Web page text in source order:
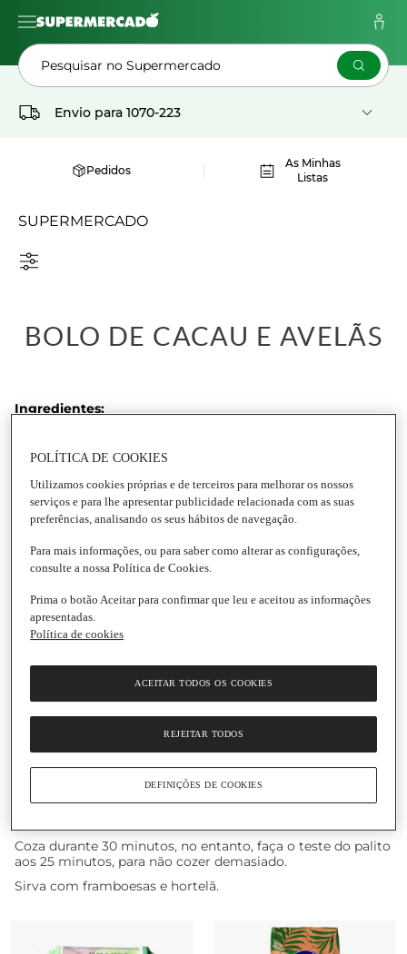
Pesquisar no Supermercado
Envio para 1070-223
Pedidos
As Minhas
Listas
SUPERMERCADO
BOLO DE CACAU E AVELÃS
Ingredientes:
30 g açúcar mascavado
40 g stevia em pó (ou a gosto)
35 g cacau magro em pó
q.b. canela em pó
75 g avelãs picadas
100 ml bebida de arroz
2 colheres de sopa de azeite
Preparação:
Pré-aqueça o forno a 175 graus.
Bata os ovos com o açúcar, a stevia, a bebida de arroz e o
azeite.
Depois, adicione a farinha, o cacau e a canela. Envolva as
avelãs e leve ao forno numa forma forrada com papel
Coza durante 30 minutos, no entanto, faça o teste do palito
aos 25 minutos, para não cozer demasiado.
Sirva com framboesas e hortelã.
POLÍTICA DE COOKIES
Utilizamos cookies próprias e de terceiros para melhorar os nossos
serviços e para lhe apresentar publicidade relacionada com as suas
preferências, analisando os seus hábitos de navegação.
Para mais informações, ou para saber como alterar as configurações,
consulte a nossa Política de Cookies.
Prima o botão Aceitar para confirmar que leu e aceitou as informações
apresentadas.
Política de cookies
REJEITAR TODOS
ACEITAR TODOS OS COOKIES
DEFINIÇÕES DE COOKIES